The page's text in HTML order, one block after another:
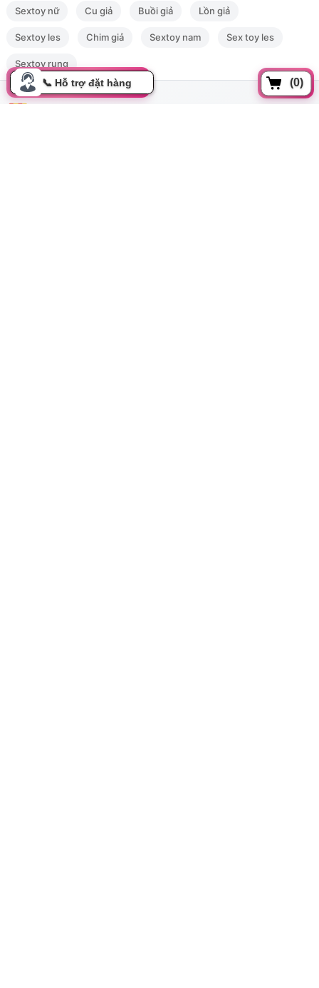
(0)
Sextoy nữ Cu giả Buồi giả Lồn giả
Sextoy les Chim giả Sextoy nam Sex toy les
Sextoy rung